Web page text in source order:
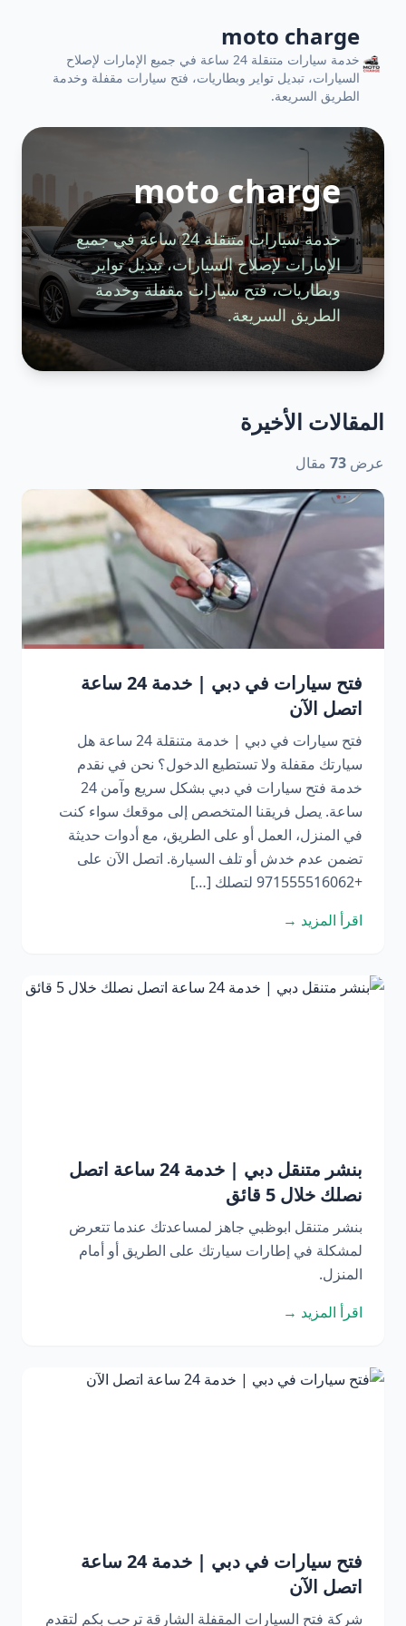
moto charge
خدمة سيارات متنقلة 24 ساعة في جميع الإمارات لإصلاح
السيارات، تبديل تواير وبطاريات، فتح سيارات مقفلة وخدمة
الطريق السريعة.
moto charge
خدمة سيارات متنقلة 24 ساعة في جميع
الإمارات لإصلاح السيارات، تبديل تواير
وبطاريات، فتح سيارات مقفلة وخدمة
الطريق السريعة.
المقالات الأخيرة
عرض 73 مقال
فتح سيارات في دبي | خدمة 24 ساعة
اتصل الآن
فتح سيارات في دبي | خدمة متنقلة 24 ساعة هل
سيارتك مقفلة ولا تستطيع الدخول؟ نحن في نقدم
خدمة فتح سيارات في دبي بشكل سريع وآمن 24
ساعة. يصل فريقنا المتخصص إلى موقعك سواء كنت
في المنزل، العمل أو على الطريق، مع أدوات حديثة
تضمن عدم خدش أو تلف السيارة. اتصل الآن على
+971555516062 لتصلك […]
اقرأ المزيد →
بنشر متنقل دبي | خدمة 24 ساعة اتصل
نصلك خلال 5 قائق
بنشر متنقل ابوظبي جاهز لمساعدتك عندما تتعرض
لمشكلة في إطارات سيارتك على الطريق أو أمام
المنزل.
اقرأ المزيد →
فتح سيارات في دبي | خدمة 24 ساعة
اتصل الآن
شركة فتح السيارات المقفلة الشارقة ترحب بكم لتقدم